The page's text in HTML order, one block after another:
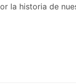
la historia de